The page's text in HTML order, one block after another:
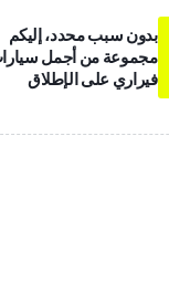
بدون سبب محدد، إليكم
مجموعة من أجمل
فيراري على الإطلاق